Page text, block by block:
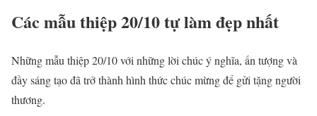
Các mẫu thiệp 20/10 tự làm đẹp nhất
Những mẫu thiệp 20/10 với những lời chúc ý nghĩa, ấn tượng và
đầy sáng tạo đã trở thành hình thức chúc mừng để gửi tặng người
thương.